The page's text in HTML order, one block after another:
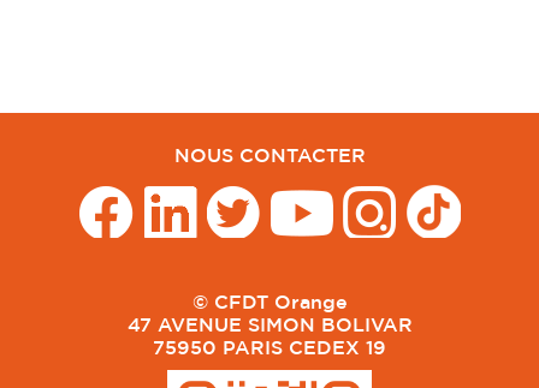
NOUS CONTACTER
© CFDT Orange
47 AVENUE SIMON BOLIVAR
75950 PARIS CEDEX 19